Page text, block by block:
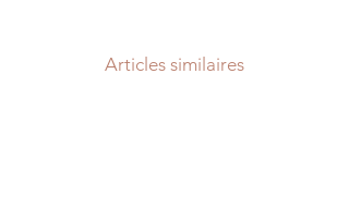
Articles similaires